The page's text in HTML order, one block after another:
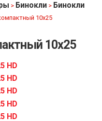
> Бинокли > Бинокли
10х25
10х25